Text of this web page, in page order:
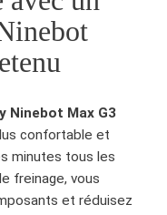
Ninebot Max G3
confortable et
minutes tous les
freinage, vous
et réduisez